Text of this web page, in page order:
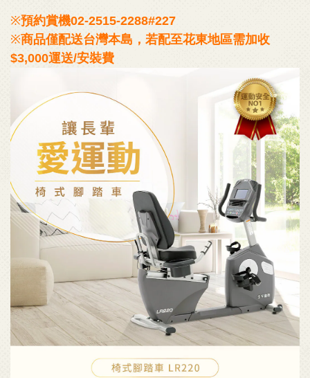
※預約賞機02-2515-2288#227
※商品僅配送台灣本島，若配至花東地區需加收
$3,000運送/安裝費